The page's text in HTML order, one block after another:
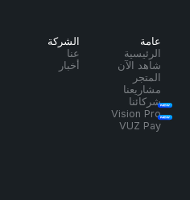
عامة
الرئيسية
شاهد الآن
المتجر
مشاريعنا
شركائنا
Vision Pro
VUZ Pay
الشركة
عنا
أخبار